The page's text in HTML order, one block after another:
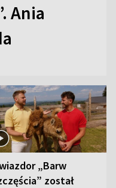
Ania
„Barw
został